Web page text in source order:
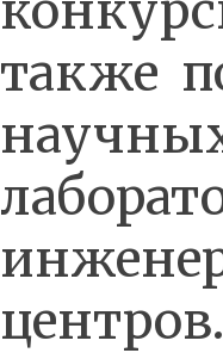
также
центров.